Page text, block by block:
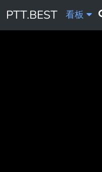
PTT.BEST 看板